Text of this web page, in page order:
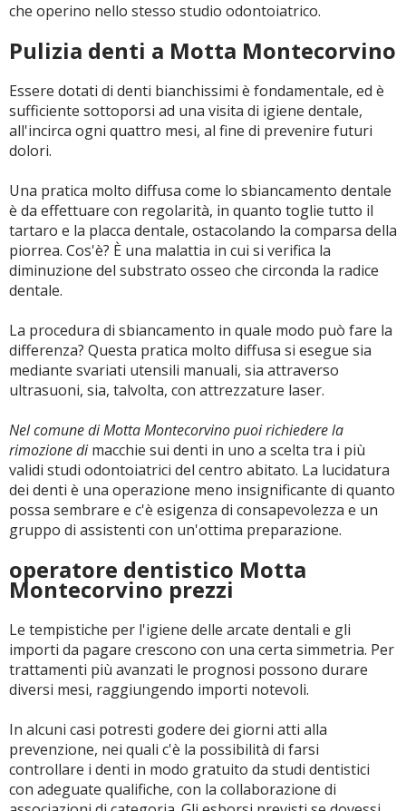
che operino nello stesso studio odontoiatrico.
Pulizia denti a Motta Montecorvino
Essere dotati di denti bianchissimi è fondamentale, ed è
sufficiente sottoporsi ad una visita di igiene dentale,
all'incirca ogni quattro mesi, al fine di prevenire futuri
dolori.
Una pratica molto diffusa come lo sbiancamento dentale
è da effettuare con regolarità, in quanto toglie tutto il
tartaro e la placca dentale, ostacolando la comparsa della
piorrea. Cos'è? È una malattia in cui si verifica la
diminuzione del substrato osseo che circonda la radice
dentale.
La procedura di sbiancamento in quale modo può fare la
differenza? Questa pratica molto diffusa si esegue sia
mediante svariati utensili manuali, sia attraverso
ultrasuoni, sia, talvolta, con attrezzature laser.
Nel comune di Motta Montecorvino puoi richiedere la
rimozione dimacchie sui denti in uno a scelta tra i più
validi studi odontoiatrici del centro abitato. La lucidatura
dei denti è una operazione meno insignificante di quanto
possa sembrare e c'è esigenza di consapevolezza e un
gruppo di assistenti con un'ottima preparazione.
operatore dentistico Motta
Montecorvino prezzi
Le tempistiche per l'igiene delle arcate dentali e gli
importi da pagare crescono con una certa simmetria. Per
trattamenti più avanzati le prognosi possono durare
diversi mesi, raggiungendo importi notevoli.
In alcuni casi potresti godere dei giorni atti alla
prevenzione, nei quali c'è la possibilità di farsi
controllare i denti in modo gratuito da studi dentistici
con adeguate qualifiche, con la collaborazione di